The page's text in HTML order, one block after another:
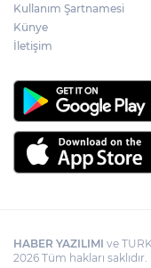
Kullanım Şartnamesi
Künye
İletişim
HABER YAZILIMI ve
2026 Tüm hakları saklıdır.